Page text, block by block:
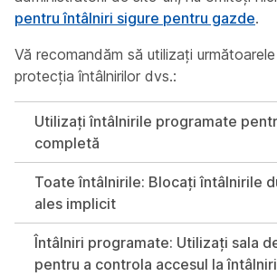
pentru întâlniri sigure pentru gazde.
Vă recomandăm să utilizați
protecția întâlnirilor dvs.:
Utilizați întâlnirile programate
completă
Toate întâlnirile: Blocați întâlnirile
ales implicit
Întâlniri programate: Utilizați sala
pentru a controla accesul la